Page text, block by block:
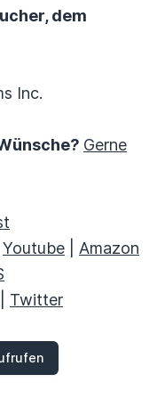
dem
Inc.
Gerne
Youtube
Amazon
Twitter